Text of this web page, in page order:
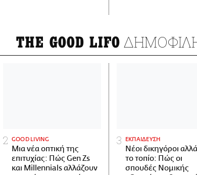
THE GOOD LIFO
GOOD LIVING
Μια νέα οπτική της
επιτυχίας: Πώς Gen Zs
και Millennials αλλάζουν
ΕΚΠΑΙΔΕΥΣΗ
Νέοι δικηγόροι
το τοπίο: Πώς οι
σπουδές Νομικής